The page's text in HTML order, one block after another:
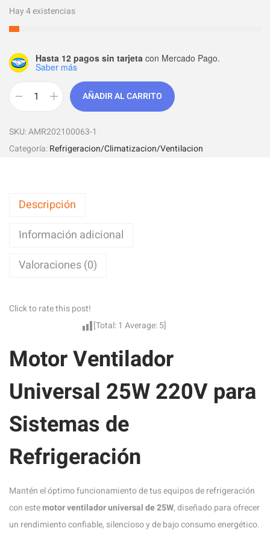
Hay 4 existencias
Hasta 12 pagos sin tarjeta con Mercado Pago.
Saber más
AÑADIR AL CARRITO
SKU:AMR202100063-1
Categoría:Refrigeracion/Climatizacion/Ventilacion
Descripción
Información adicional
Valoraciones (0)
Click to rate this post!
[Total:1 Average:5]
Motor Ventilador
Universal 25W 220V para
Sistemas de
Refrigeración
Mantén el óptimo funcionamiento de tus equipos de refrigeración
con estemotor ventilador universal de 25W, diseñado para ofrecer
un rendimiento confiable, silencioso y de bajo consumo energético.